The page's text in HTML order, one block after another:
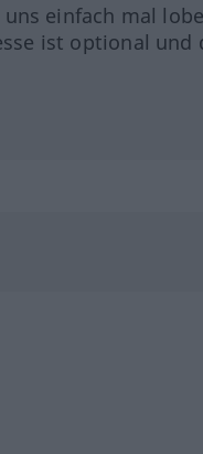
einfach mal
ist optional und